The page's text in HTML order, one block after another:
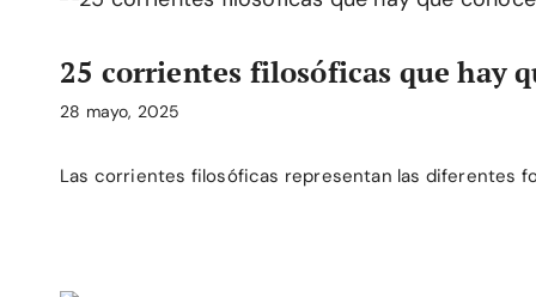
25 corrientes filosóficas que hay
28 mayo, 2025
Las corrientes filosóficas representan las diferentes